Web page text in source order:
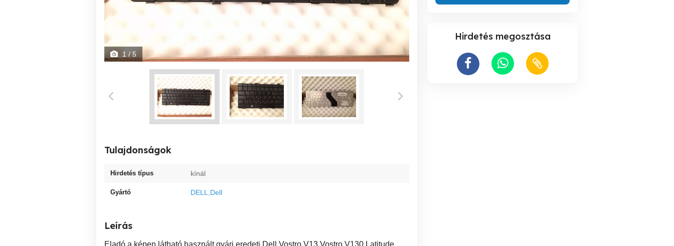
1 / 5
Tulajdonságok
Hirdetés típus kínál
Gyártó DELL,Dell
Leírás
Eladó a képen látható használt gyári eredeti Dell Vostro V13 Vostro V130 Latitude
Hirdetés megosztása